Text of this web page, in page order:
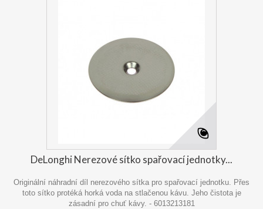
DeLonghi Nerezové sítko spařovací jednotky...
Originální náhradní díl nerezového sítka pro spařovací jednotku. Přes
toto sítko protéká horká voda na stlačenou kávu. Jeho čistota je
zásadní pro chuť kávy. - 6013213181